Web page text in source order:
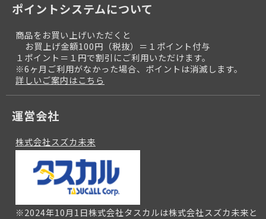
ポイントシステムについて
商品をお買い上げいただくと
お買上げ金額100円（税抜）＝１ポイント付与
１ポイント＝１円で割引にご利用いただけます。
※6ヶ月ご利用がなかった場合、ポイントは消滅します。
詳しいご案内はこちら
運営会社
株式会社スズカ未来
※2024年10月1日株式会社タスカルは株式会社スズカ未来と